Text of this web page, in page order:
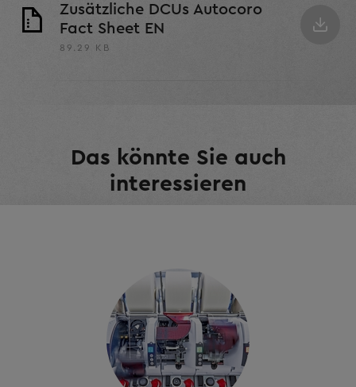
Zusätzliche DCUs Autocoro
Fact Sheet EN
89.29 KB
Das könnte Sie auch
interessieren